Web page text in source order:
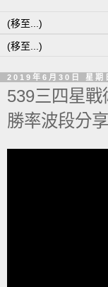
2019年6月30日 星期
539三四星
勝率波段分享